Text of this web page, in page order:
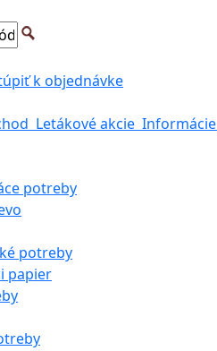
k objednávke
Letákové akcie Informácie
potreby
potreby
papier